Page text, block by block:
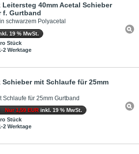
Leitersteg 40mm Acetal Schieber
f. Gurtband
schwarzem Polyacetal
19 % MwSt.
Stück
2 Werktage
Schieber mit Schlaufe für 25mm
Schlaufe für 25mm Gurtband
Nur 1,59 EUR inkl. 19 % MwSt.
Stück
2 Werktage